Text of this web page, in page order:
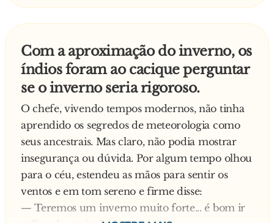
Com a aproximação do inverno, os
índios foram ao cacique perguntar
se o inverno seria rigoroso.
O chefe, vivendo tempos modernos, não tinha
aprendido os segredos de meteorologia como
seus ancestrais. Mas claro, não podia mostrar
insegurança ou dúvida. Por algum tempo olhou
para o céu, estendeu as mãos para sentir os
ventos e em tom sereno e firme disse:
— Teremos um inverno muito forte... é bom ir